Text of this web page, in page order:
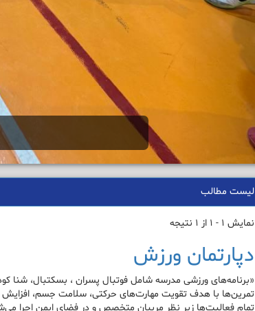
لیست مطالب
نمایش 1 - 1 از 1 نتیجه
دپارتمان ورزش
«برنامه‌های ورزشی مدرسه شامل فوتبال پسران ، بسکتبال،
تمرین‌ها با هدف تقویت مهارت‌های حرکتی، سلامت جسم، افزایش
تمام فعالیت‌ها زیر نظر مربیان متخصص و در فضای ایمن اجرا